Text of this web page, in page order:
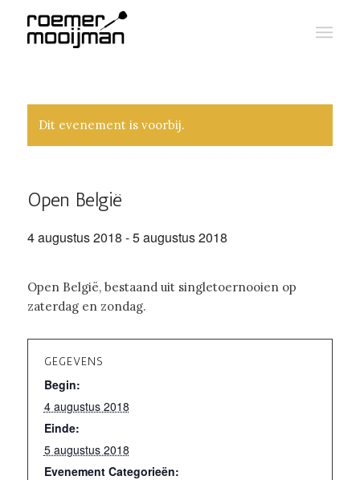
Dit evenement is voorbij.
Open België
4 augustus 2018 -5 augustus 2018
Open België, bestaand uit singletoernooien op
zaterdag en zondag.
GEGEVENS
Begin:
4 augustus 2018
Einde:
5 augustus 2018
Evenement Categorieën: